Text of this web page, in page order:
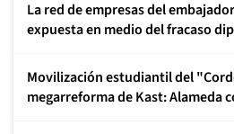
La red de empresas del
expuesta en medio del fracaso
Movilización estudiantil del
megarreforma de Kast: Alameda